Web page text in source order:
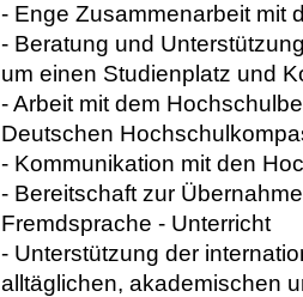
- Enge Zusammenarbeit mit
- Beratung und
um einen Studienplatz und
- Arbeit mit dem
Deutschen
- Kommunikation mit den
- Bereitschaft zur
Fremdsprache - Unterricht
- Unterstützung der
alltäglichen, akademischen